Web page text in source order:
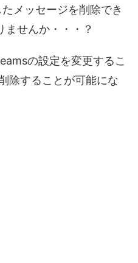
メッセージを削除でき
ませんか・・・？
の設定を変更するこ
除することが可能にな